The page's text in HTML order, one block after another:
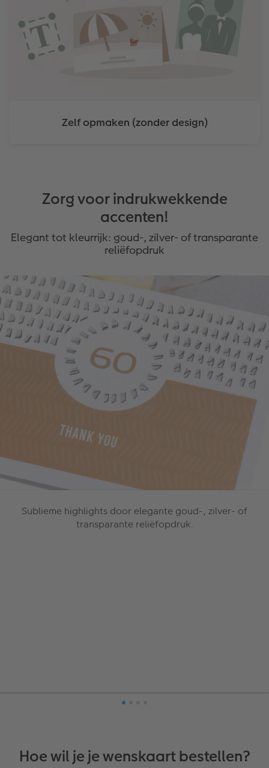
Zelf opmaken (zonder design)
Zorg voor indrukwekkende
accenten!
Elegant tot kleurrijk: goud-, zilver- of transparante
reliëfopdruk
Sublieme highlights door elegante goud-, zilver- of
transparante reliëfopdruk.
Hoe wil je je wenskaart bestellen?